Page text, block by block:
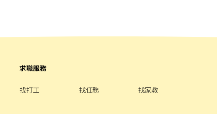
求職服務
找打工 找任務 找家教